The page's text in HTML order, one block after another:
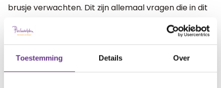
Toestemming Details Over
brusje verwachten. Dit zijn allemaal vragen die in dit
boek vooral betrekking hebben op een autistische
voor ouders van brusjes wiens broer of zus een